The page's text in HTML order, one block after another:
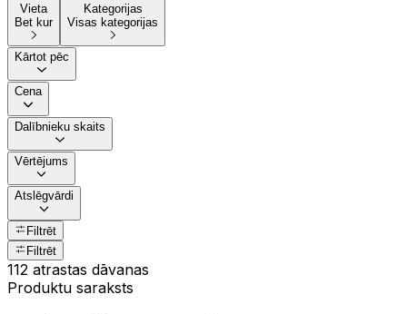
Vieta
Bet kur
Kategorijas
Visas kategorijas
Kārtot pēc
Cena
Dalībnieku skaits
Vērtējums
Atslēgvārdi
Filtrēt
Filtrēt
112 atrastas dāvanas
Produktu saraksts